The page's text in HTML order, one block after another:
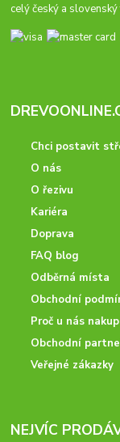
celý český a
Chci postavit
O nás
O řezivu
Kariéra
Doprava
FAQ blog
Odběrná místa
Obchodní
Proč u nás
Obchodní
Veřejné zákazky
NEJVÍC